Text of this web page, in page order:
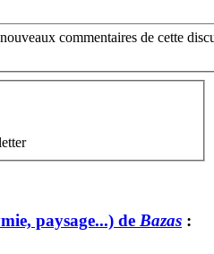
commentaires de cette
paysage...) de Bazas :